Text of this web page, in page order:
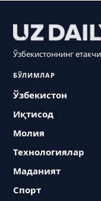
Ўзбекистоннинг
БЎЛИМЛАР
Ўзбекистон
Иқтисод
Молия
Технологиялар
Маданият
Спорт